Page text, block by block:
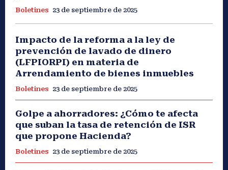
Boletines 23 de septiembre de 2025
Impacto de la reforma a la ley de
prevención de lavado de dinero
(LFPIORPI) en materia de
Arrendamiento de bienes inmuebles
Boletines 23 de septiembre de 2025
Golpe a ahorradores: ¿Cómo te afecta
que suban la tasa de retención de ISR
que propone Hacienda?
Boletines 23 de septiembre de 2025